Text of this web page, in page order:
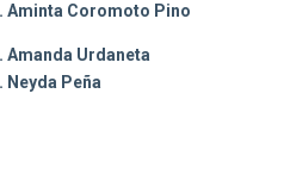
Aminta Coromoto Pino
Amanda Urdaneta
Neyda Peña